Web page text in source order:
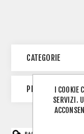
CATEGORIE
PRODUTTORII COOKIE
SERVIZI.